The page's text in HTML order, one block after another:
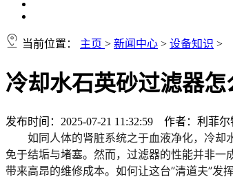
当前位置： 主页 > 新闻中心 > 设备知识 >
冷却水石英砂过滤器
发布时间：2025-07-21 11:32:59 作者：利菲尔
如同人体的肾脏系统之于血液净化， 冷却
免于结垢与堵塞。然而， 过滤器的性能并非一
带来高昂的维修成本。如何让这台”清道夫”发